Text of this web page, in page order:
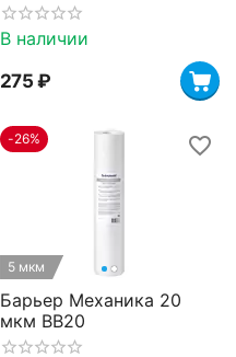
В наличии
‍275‍ ₽
5 мкм
-26%
Барьер Механика 20
мкм BB20